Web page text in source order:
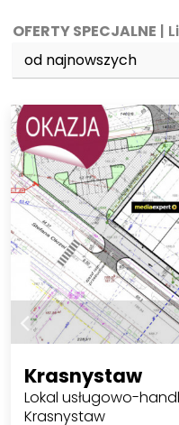
OFERTY SPECJALNE |
od najnowszych
Krasnystaw
Lokal usługowo-
Krasnystaw